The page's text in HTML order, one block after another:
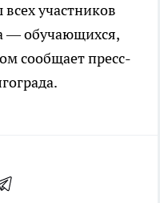
участников
— обучающихся,
сообщает пресс-